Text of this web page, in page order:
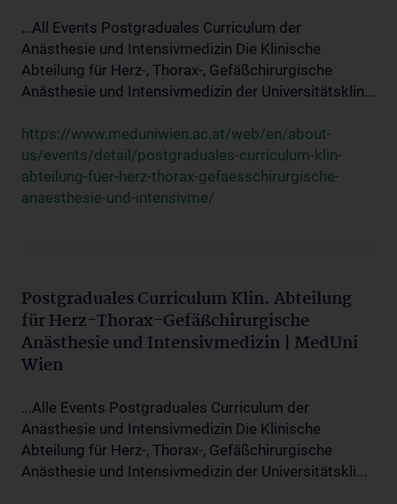
...All Events Postgraduales Curriculum der
Anästhesie und Intensivmedizin Die Klinische
Abteilung für Herz-, Thorax-, Gefäßchirurgische
Anästhesie und Intensivmedizin der Universitätsklin...
https://www.meduniwien.ac.at/web/en/about-
us/events/detail/postgraduales-curriculum-klin-
abteilung-fuer-herz-thorax-gefaesschirurgische-
anaesthesie-und-intensivme/
Postgraduales Curriculum Klin. Abteilung
für Herz-Thorax-Gefäßchirurgische
Anästhesie und Intensivmedizin | MedUni
Wien
...Alle Events Postgraduales Curriculum der
Anästhesie und Intensivmedizin Die Klinische
Abteilung für Herz-, Thorax-, Gefäßchirurgische
Anästhesie und Intensivmedizin der Universitätskli...